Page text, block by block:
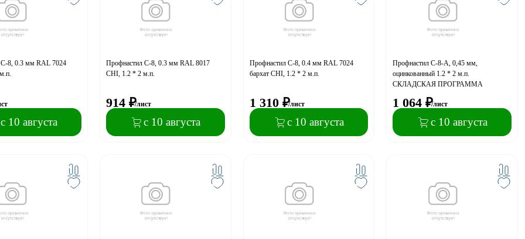
8, 0.3 мм RAL 7024
с 10 августа
Профнастил С-8, 0.3 мм RAL 8017
CHI, 1.2 * 2 м.п.
914 ₽/лист
с 10 августа
Профнастил С-8, 0.4 мм RAL 7024
бархат CHI, 1.2 * 2 м.п.
1 310 ₽/лист
с 10 августа
Профнастил С-8-A, 0,45 мм,
оцинкованный 1.2 * 2 м.п.
СКЛАДСКАЯ ПРОГРАММА
1 064 ₽/лист
с 10 августа